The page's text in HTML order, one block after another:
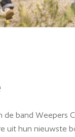
de band Weepers
uit hun nieuwste